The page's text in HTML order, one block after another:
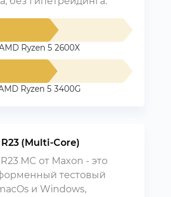
Ryzen 5 2600X
Ryzen 5 3400G
(Multi-Core)
MC от Maxon - это
тестовый
и Windows,